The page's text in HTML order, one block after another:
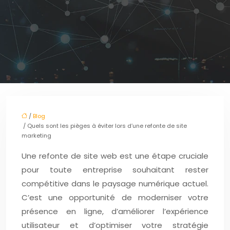
/Blog
/ Quels sont les pièges à éviter lors d’une refonte de site
marketing
Une refonte de site web est une étape cruciale
pour toute entreprise souhaitant rester
compétitive dans le paysage numérique actuel.
C’est une opportunité de moderniser votre
présence en ligne, d’améliorer l’expérience
utilisateur et d’optimiser votre stratégie